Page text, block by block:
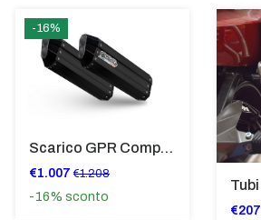
-16%
Scarico GPR Compatibile Con Bmw K 1600 Gt 2017-2021 - Hyper Sonic Black Titanium
€1.007 €1.208
-16% sconto
€207